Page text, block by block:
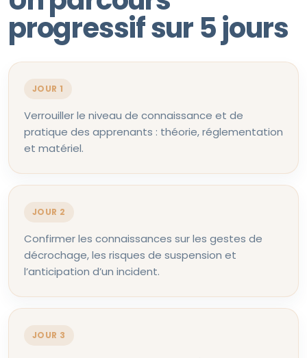
progressif sur 5 jours
JOUR 1
Verrouiller le niveau de connaissance et de
pratique des apprenants : théorie, réglementation
et matériel.
JOUR 2
Confirmer les connaissances sur les gestes de
décrochage, les risques de suspension et
l’anticipation d’un incident.
JOUR 3